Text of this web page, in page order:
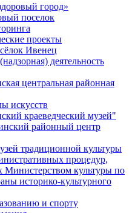
город»
поселок
проекты
Ивенец
деятельность
центральная районная
искусств
краеведческий музей"
районный центр
традиционной культуры
процедур,
культуры по
историко-культурного
и спорту